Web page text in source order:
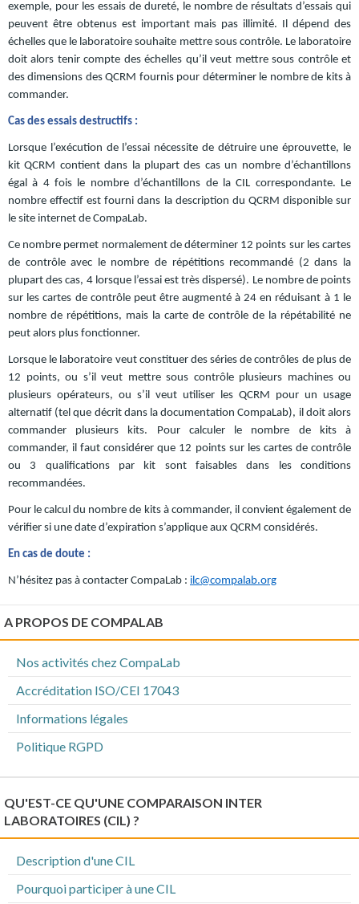
exemple, pour les essais de dureté, le nombre de résultats d’essais qui
peuvent être obtenus est important mais pas illimité. Il dépend des
échelles que le laboratoire souhaite mettre sous contrôle. Le laboratoire
doit alors tenir compte des échelles qu’il veut mettre sous contrôle et
des dimensions des QCRM fournis pour déterminer le nombre de kits à
commander.
Cas des essais destructifs :
Lorsque l’exécution de l’essai nécessite de détruire une éprouvette, le
kit QCRM contient dans la plupart des cas un nombre d’échantillons
égal à 4 fois le nombre d’échantillons de la CIL correspondante. Le
nombre effectif est fourni dans la description du QCRM disponible sur
le site internet de CompaLab.
Ce nombre permet normalement de déterminer 12 points sur les cartes
de contrôle avec le nombre de répétitions recommandé (2 dans la
plupart des cas, 4 lorsque l’essai est très dispersé). Le nombre de points
sur les cartes de contrôle peut être augmenté à 24 en réduisant à 1 le
nombre de répétitions, mais la carte de contrôle de la répétabilité ne
peut alors plus fonctionner.
Lorsque le laboratoire veut constituer des séries de contrôles de plus de
12 points, ou s’il veut mettre sous contrôle plusieurs machines ou
plusieurs opérateurs, ou s’il veut utiliser les QCRM pour un usage
alternatif (tel que décrit dans la documentation CompaLab), il doit alors
commander plusieurs kits. Pour calculer le nombre de kits à
commander, il faut considérer que 12 points sur les cartes de contrôle
ou 3 qualifications par kit sont faisables dans les conditions
recommandées.
Pour le calcul du nombre de kits à commander, il convient également de
vérifier si une date d’expiration s’applique aux QCRM considérés.
En cas de doute :
N’hésitez pas à contacter CompaLab : ilc@compalab.org
A PROPOS DE COMPALAB
Nos activités chez CompaLab
Accréditation ISO/CEI 17043
Informations légales
Politique RGPD
QU'EST-CE QU'UNE COMPARAISON INTER
LABORATOIRES (CIL) ?
Description d'une CIL
Pourquoi participer à une CIL